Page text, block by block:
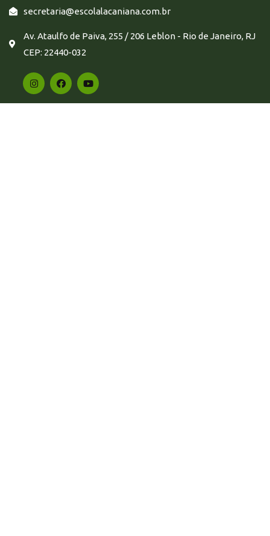
secretaria@escolalacaniana.com.br
Av. Ataulfo de Paiva, 255 / 206 Leblon - Rio de Janeiro, RJ
CEP: 22440-032